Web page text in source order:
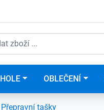
HOLE OBLEČENÍ
Přepravní tašky